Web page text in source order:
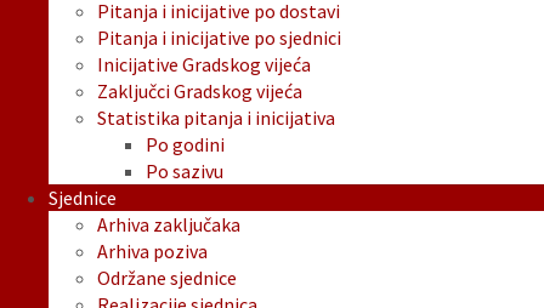
Pitanja i inicijative po dostavi
Pitanja i inicijative po sjednici
Inicijative Gradskog vijeća
Zaključci Gradskog vijeća
Statistika pitanja i inicijativa
Po godini
Po sazivu
Sjednice
Arhiva zaključaka
Arhiva poziva
Održane sjednice